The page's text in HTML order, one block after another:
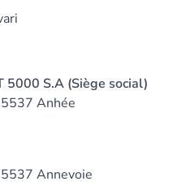
5000 S.A (Siège social)
Anhée
Annevoie